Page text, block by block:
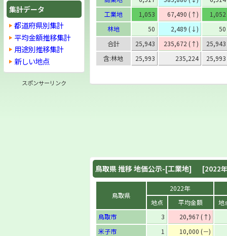
工業地
1,053 67,490 (↑)
1,052
林地
50 2,489 (↓)
50
合計
25,943 235,672 (↑)
25,943
含:林地
25,993 235,224 25,993
鳥取県推移 地価公示-[工業地] [2022
鳥取県
2022年
地点
平均金額
地
鳥取市
3
20,967 (↑)
米子市
1 10,000 (－)
集計データ
都道府県別集計
平均金額推移集計
用途別推移集計
新しい地点
スポンサーリンク